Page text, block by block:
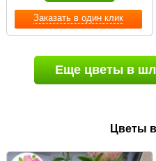
Заказать в один клик
Еще цветы в
Цветы